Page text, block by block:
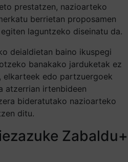
prestatzen, nazioarteko
berrietan proposamen
laguntzeko diseinatu da.
deialdietan baino ikuspegi
banakako jarduketak ez
elkarteek edo partzuergoek
atzerrian irtenbideen
bideratutako nazioarteko
ditu.
Zabaldu+